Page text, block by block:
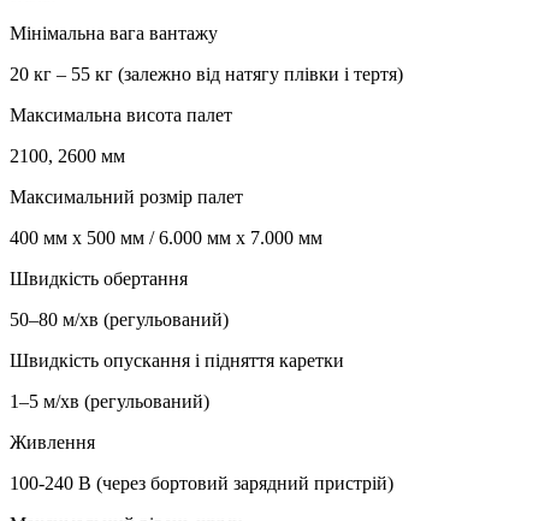
Мінімальна вага вантажу
20 кг – 55 кг (залежно від натягу плівки і тертя)
Максимальна висота палет
2100, 2600 мм
Максимальний розмір палет
400 мм x 500 мм / 6.000 мм x 7.000 мм
Швидкість обертання
50–80 м/хв (регульований)
Швидкість опускання і підняття каретки
1–5 м/хв (регульований)
Живлення
100-240 В (через бортовий зарядний пристрій)